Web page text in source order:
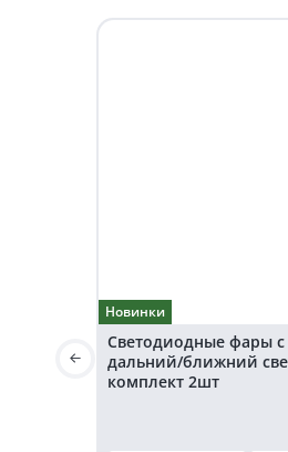
Новинки
Светодиодные фары с
дальний/ближний
комплект 2шт